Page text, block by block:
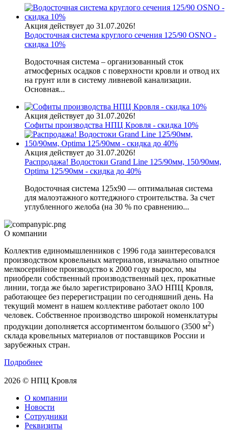
Акция действует до 31.07.2026!
Водосточная система круглого сечения 125/90 OSNO -
скидка 10%
Водосточная система – организованный сток
атмосферных осадков с поверхности кровли и отвод их
на грунт или в систему ливневой канализации.
Основная...
Акция действует до 31.07.2026!
Софиты производства НПЦ Кровля - скидка 10%
Акция действует до 31.07.2026!
Распродажа! Водостоки Grand Line 125/90мм, 150/90мм,
Optima 125/90мм - скидка до 40%
Водосточная система 125х90 — оптимальная система
для малоэтажного коттеджного строительства. За счет
углубленного желоба (на 30 % по сравнению...
О компании
Коллектив единомышленников с 1996 года заинтересовался
производством кровельных материалов, изначально опытное
мелкосерийное производство к 2000 году выросло, мы
приобрели собственный производственный цех, прокатные
линии, тогда же было зарегистрировано ЗАО НПЦ Кровля,
работающее без перерегистрации по сегодняшний день. На
текущий момент в нашем коллективе работает около 100
человек. Собственное производство широкой номенклатуры
продукции дополняется ассортиментом большого (3500 м2)
склада кровельных материалов от поставщиков России и
зарубежных стран.
Подробнее
2026 © НПЦ Кровля
О компании
Новости
Сотрудники
Реквизиты